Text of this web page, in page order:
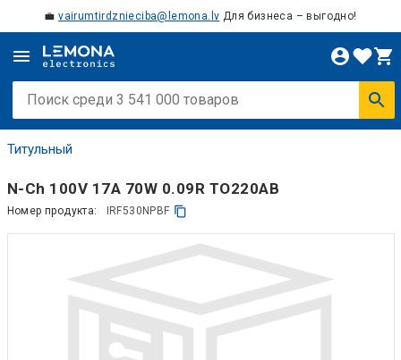
💼vairumtirdznieciba@lemona.lv Для бизнеса – выгодно!
Титульный
N-Ch 100V 17A 70W 0.09R TO220AB
Номер продукта: IRF530NPBF